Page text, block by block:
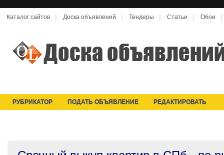
Каталог сайтов Доска объявлений Тендеры Статьи Обои
РУБРИКАТОР ПОДАТЬ ОБЪЯВЛЕНИЕ РЕДАКТИРОВАТЬ